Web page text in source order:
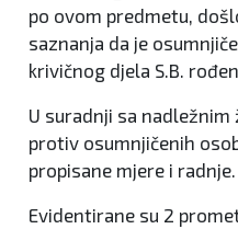
po ovom predmetu,
saznanja da je
krivičnog djela S.B.
U suradnji sa
protiv osumnjičenih
propisane mjere i radnje.
Evidentirane su 2